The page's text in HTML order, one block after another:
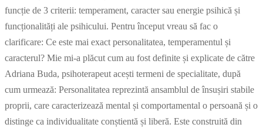
funcție de 3 criterii: temperament, caracter sau energie psihică și
funcționalități ale psihicului. Pentru început vreau să fac o
clarificare: Ce este mai exact personalitatea, temperamentul și
caracterul? Mie mi-a plăcut cum au fost definite și explicate de către
Adriana Buda, psihoterapeut acești termeni de specialitate, după
cum urmează: Personalitatea reprezintă ansamblul de însușiri stabile
proprii, care caracterizează mental și comportamental o persoană și o
distinge ca individualitate conștientă și liberă. Este construită din